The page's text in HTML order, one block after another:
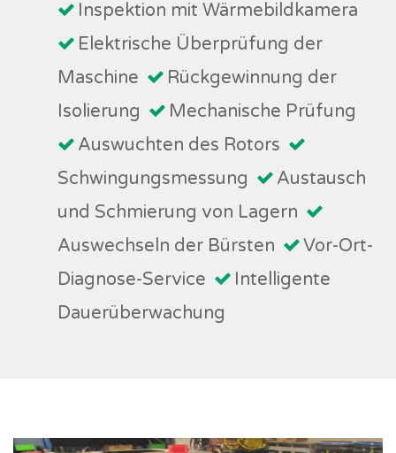
Inspektion mit Wärmebildkamera
Elektrische Überprüfung der
Maschine
Rückgewinnung der
Isolierung
Mechanische Prüfung
Auswuchten des Rotors
Schwingungsmessung
Austausch
und Schmierung von Lagern
Auswechseln der Bürsten
Vor-Ort-
Diagnose-Service
Intelligente
Dauerüberwachung